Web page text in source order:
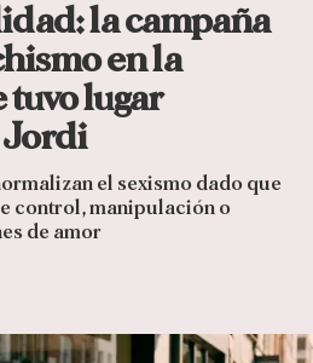
la campaña
en la
lugar
Jordi
el sexismo dado que
control, manipulación o
de amor